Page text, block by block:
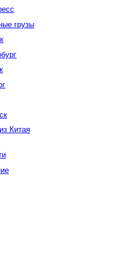
грузы
Китая